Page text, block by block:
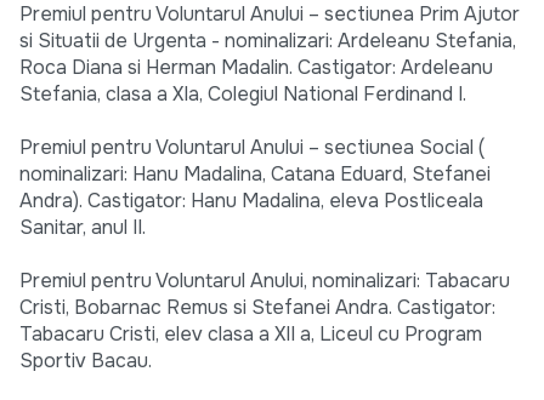
Premiul pentru Voluntarul Anului – sectiunea Prim Ajutor
si Situatii de Urgenta - nominalizari: Ardeleanu Stefania,
Roca Diana si Herman Madalin. Castigator: Ardeleanu
Stefania, clasa a XIa, Colegiul National Ferdinand I.
Premiul pentru Voluntarul Anului – sectiunea Social (
nominalizari: Hanu Madalina, Catana Eduard, Stefanei
Andra). Castigator: Hanu Madalina, eleva Postliceala
Sanitar, anul II.
Premiul pentru Voluntarul Anului, nominalizari: Tabacaru
Cristi, Bobarnac Remus si Stefanei Andra. Castigator:
Tabacaru Cristi, elev clasa a XII a, Liceul cu Program
Sportiv Bacau.